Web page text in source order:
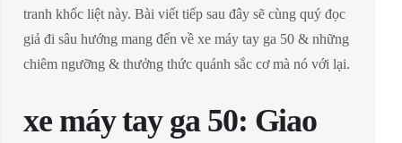
tranh khốc liệt này. Bài viết tiếp sau đây sẽ cùng quý đọc
giả đi sâu hướng mang đến về xe máy tay ga 50 & những
chiêm ngưỡng & thưởng thức quánh sắc cơ mà nó với lại.
xe máy tay ga 50: Giao